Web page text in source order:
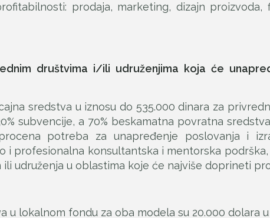
prodaja, marketing, dizajn proizvoda,
društvima i/ili udruženjima koja će
sredstva u iznosu do 535.000 dinara za
subvencije, a 70% beskamatna povratna
potreba za unapređenje poslovanja i
i profesionalna konsultantska i mentorska
udruženja u oblastima koje će najviše doprineti
u lokalnom fondu za oba modela su 20.000 dolara